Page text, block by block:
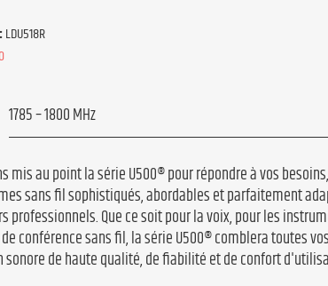
LDU518R
mis au point la série U500® pour répondre à vos
sans fil sophistiqués, abordables et parfaitement
professionnels. Que ce soit pour la voix, pour les
conférence sans fil, la série U500® comblera toutes
de haute qualité, de fiabilité et de confort